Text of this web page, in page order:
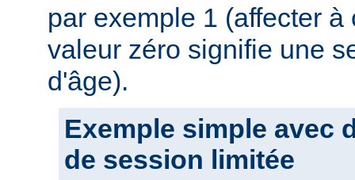
par exemple 1 (affecter
valeur zéro signifie une
d'âge).
Exemple simple avec
de session limitée